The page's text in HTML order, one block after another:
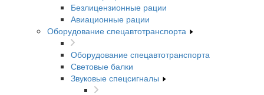
Безлицензионные рации
Авиационные рации
Оборудование спецавтотранспорта
Оборудование спецавтотранспорта
Световые балки
Звуковые спецсигналы